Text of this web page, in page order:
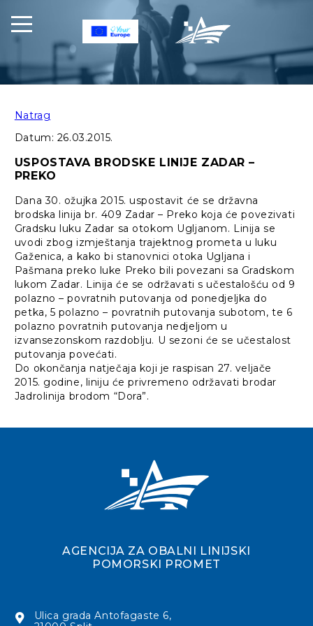
Natrag
Datum: 26.03.2015.
USPOSTAVA BRODSKE LINIJE ZADAR –
PREKO
Dana 30. ožujka 2015. uspostavit će se državna
brodska linija br. 409 Zadar – Preko koja će povezivati
Gradsku luku Zadar sa otokom Ugljanom. Linija se
uvodi zbog izmještanja trajektnog prometa u luku
Gaženica, a kako bi stanovnici otoka Ugljana i
Pašmana preko luke Preko bili povezani sa Gradskom
lukom Zadar. Linija će se održavati s učestalošću od 9
polazno – povratnih putovanja od ponedjeljka do
petka, 5 polazno – povratnih putovanja subotom, te 6
polazno povratnih putovanja nedjeljom u
izvansezonskom razdoblju. U sezoni će se učestalost
putovanja povećati.
Do okončanja natječaja koji je raspisan 27. veljače
2015. godine, liniju će privremeno održavati brodar
Jadrolinija brodom “Dora”.
AGENCIJA ZA OBALNI LINIJSKI
POMORSKI PROMET
Ulica grada Antofagaste 6,